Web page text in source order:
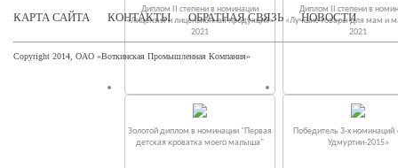
Диплом II степени в номинации
«Лицензия и лицензионная продукция»
2021
Диплом II степени в
«Лучшие товары для мам и
2021
Золотой диплом в номинации "Первая
детская кроватка моего малыша"
Победитель 3-х номинаций
Удмуртии-2015»
КАРТА САЙТА КОНТАКТЫ ОБРАТНАЯ СВЯЗЬ НОВОСТИ
Copyright 2014, ОАО «Воткинская Промышленная Компания»